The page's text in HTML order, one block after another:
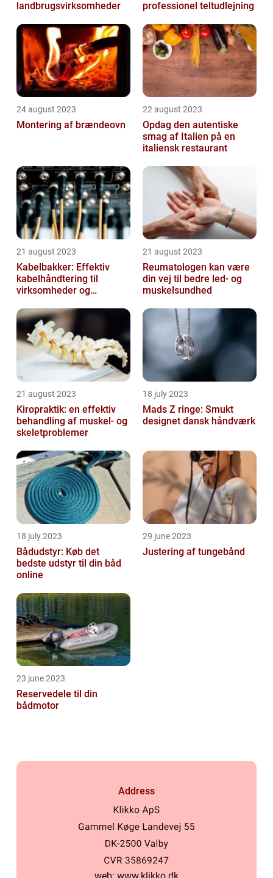
landbrugsvirksomheder
professionel teltudlejning
24 august 2023
Montering af brændeovn
22 august 2023
Opdag den autentiske
smag af Italien på en
italiensk restaurant
21 august 2023
Kabelbakker: Effektiv
kabelhåndtering til
virksomheder og
21 august 2023
Reumatologen kan være
din vej til bedre led- og
muskelsundhed
21 august 2023
Kiropraktik: en effektiv
behandling af muskel- og
skeletproblemer
18 july 2023
Mads Z ringe: Smukt
designet dansk håndværk
18 july 2023
Bådudstyr: Køb det
bedste udstyr til din båd
online
29 june 2023
Justering af tungebånd
23 june 2023
Reservedele til din
bådmotor
Address